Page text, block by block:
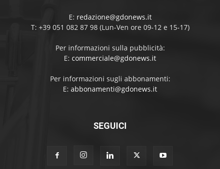
E: redazione@gdonews.it
T: +39 051 082 87 98 (Lun-Ven ore 09-12 e 15-17)
Per informazioni sulla pubblicità:
E: commerciale@gdonews.it
Per informazioni sugli abbonamenti:
E: abbonamenti@gdonews.it
SEGUICI